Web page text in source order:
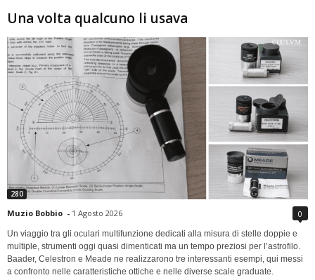
Una volta qualcuno li usava
280
Muzio Bobbio - 1 Agosto 2026 0
Un viaggio tra gli oculari multifunzione dedicati alla misura di stelle doppie e
multiple, strumenti oggi quasi dimenticati ma un tempo preziosi per l’astrofilo.
Baader, Celestron e Meade ne realizzarono tre interessanti esempi, qui messi
a confronto nelle caratteristiche ottiche e nelle diverse scale graduate.